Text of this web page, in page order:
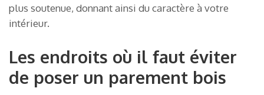
plus soutenue, donnant ainsi du caractère à votre
intérieur.
Les endroits où il faut éviter
de poser un parement bois